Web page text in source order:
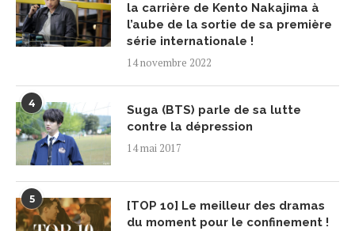
la carrière de Kento Nakajima à
l’aube de la sortie de sa première
série internationale !
14 novembre 2022
4
Suga (BTS) parle de sa lutte
contre la dépression
14 mai 2017
5
[TOP 10] Le meilleur des dramas
du moment pour le confinement !